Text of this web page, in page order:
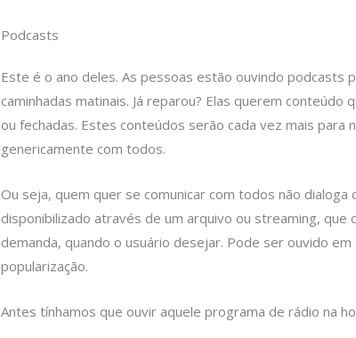
Podcasts
Este é o ano deles. As pessoas estão ouvindo podcasts
caminhadas matinais. Já reparou? Elas querem
ou fechadas. Estes conteúdos serão cada vez mais para
genericamente com todos.
Ou seja, quem quer se comunicar com todos não
disponibilizado através de um arquivo ou streaming,
demanda, quando o usuário desejar. Pode ser ouvido
popularização.
Antes tínhamos que ouvir aquele programa de rádio na